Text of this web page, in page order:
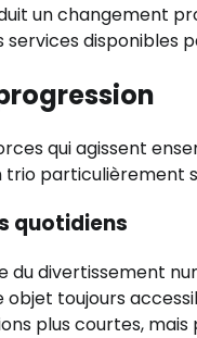
un changement
disponibles
qui agissent
trio particulièrement
quotidiens
divertissement
objet toujours
plus courtes, mais